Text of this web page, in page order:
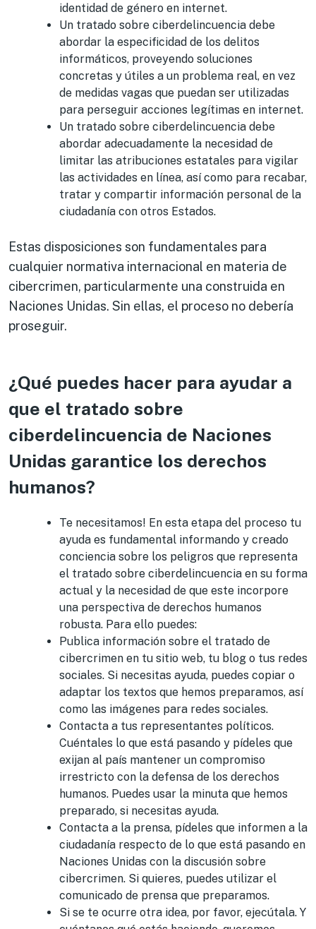
identidad de género en internet.
Un tratado sobre ciberdelincuencia debe
abordar la especificidad de los delitos
informáticos, proveyendo soluciones
concretas y útiles a un problema real, en vez
de medidas vagas que puedan ser utilizadas
para perseguir acciones legítimas en internet.
Un tratado sobre ciberdelincuencia debe
abordar adecuadamente la necesidad de
limitar las atribuciones estatales para vigilar
las actividades en línea, así como para recabar,
tratar y compartir información personal de la
ciudadanía con otros Estados.
Estas disposiciones son fundamentales para
cualquier normativa internacional en materia de
cibercrimen, particularmente una construida en
Naciones Unidas. Sin ellas, el proceso no debería
proseguir.
¿Qué puedes hacer para ayudar a
que el tratado sobre
ciberdelincuencia de Naciones
Unidas garantice los derechos
humanos?
Te necesitamos! En esta etapa del proceso tu
ayuda es fundamental informando y creado
conciencia sobre los peligros que representa
el tratado sobre ciberdelincuencia en su forma
actual y la necesidad de que este incorpore
una perspectiva de derechos humanos
robusta. Para ello puedes:
Publica información sobre el tratado de
cibercrimen en tu sitio web, tu blog o tus redes
sociales. Si necesitas ayuda, puedes copiar o
adaptar los textos que hemos preparamos, así
como las imágenes para redes sociales.
Contacta a tus representantes políticos.
Cuéntales lo que está pasando y pídeles que
exijan al país mantener un compromiso
irrestricto con la defensa de los derechos
humanos. Puedes usar la minuta que hemos
preparado, si necesitas ayuda.
Contacta a la prensa, pídeles que informen a la
ciudadanía respecto de lo que está pasando en
Naciones Unidas con la discusión sobre
cibercrimen. Si quieres, puedes utilizar el
comunicado de prensa que preparamos.
Si se te ocurre otra idea, por favor, ejecútala. Y